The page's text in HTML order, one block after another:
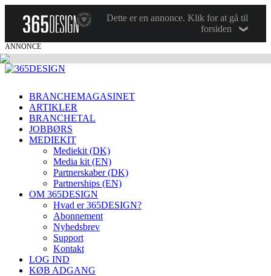
Dette er en annonce. Klik for at gå til
forsiden
ANNONCE
BRANCHEMAGASINET
ARTIKLER
BRANCHETAL
JOBBØRS
MEDIEKIT
Mediekit (DK)
Media kit (EN)
Partnerskaber (DK)
Partnerships (EN)
OM 365DESIGN
Hvad er 365DESIGN?
Abonnement
Nyhedsbrev
Support
Kontakt
LOG IND
KØB ADGANG